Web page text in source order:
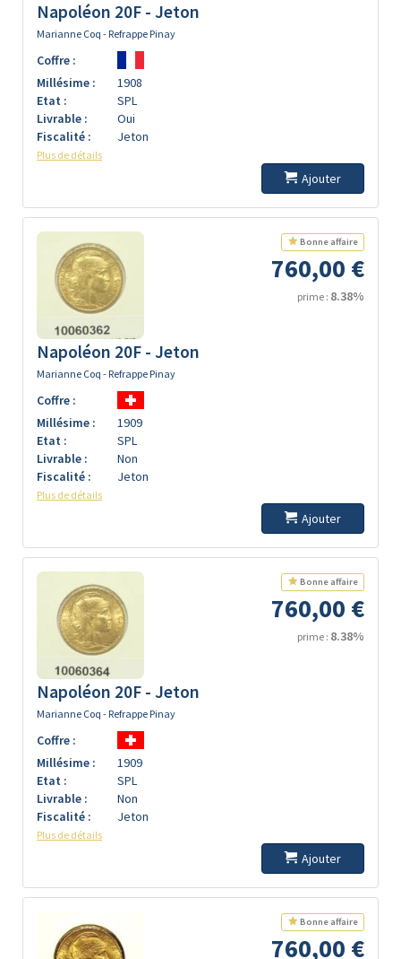
Napoléon 20F - Jeton
Marianne Coq - Refrappe Pinay
Coffre :
Millésime :
1908
Etat :
SPL
Livrable :
Oui
Fiscalité :
Jeton
Plus de détails
Ajouter
Bonne affaire
760,00 €
prime : 8.38%
Napoléon 20F - Jeton
Marianne Coq - Refrappe Pinay
Coffre :
Millésime :
1909
Etat :
SPL
Livrable :
Non
Fiscalité :
Jeton
Plus de détails
Ajouter
Bonne affaire
760,00 €
prime : 8.38%
Napoléon 20F - Jeton
Marianne Coq - Refrappe Pinay
Coffre :
Millésime :
1909
Etat :
SPL
Livrable :
Non
Fiscalité :
Jeton
Plus de détails
Ajouter
Bonne affaire
760,00 €